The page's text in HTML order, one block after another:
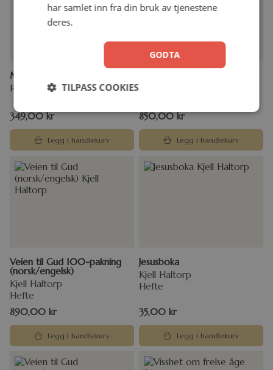
Målrettet liv – utvidet utgave
Rick Warren
349,00kr
Legg i handlekurv
850,00kr
Legg i handlekurv
Veien til Gud 100-pakning
(norsk/engelsk)
Kjell Haltorp
Hefte
890,00 kr
Legg i handlekurv
Jesusboka
Kjell Haltorp
Hefte
35,00 kr
Legg i handlekurv
har samlet inn fra din bruk av tjenestene
deres.
GODTA
TILPASS COOKIES